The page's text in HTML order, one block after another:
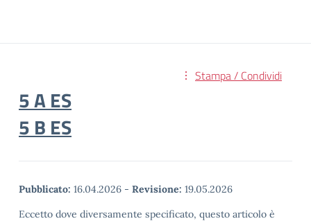
Stampa / Condividi
5 A ES
5 B ES
Pubblicato: 16.04.2026 - Revisione: 19.05.2026
Eccetto dove diversamente specificato, questo articolo è